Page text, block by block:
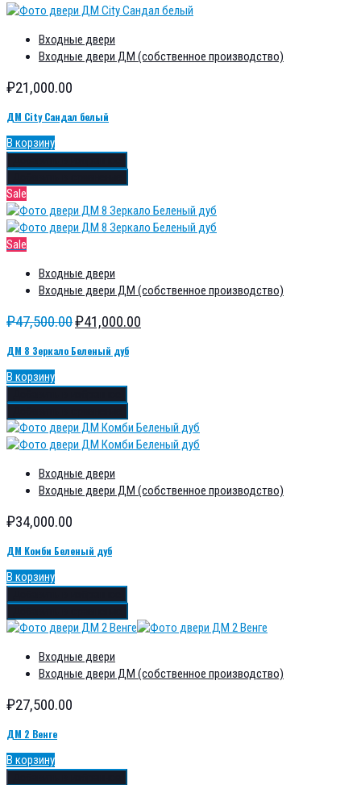
Входные двери
Входные двери ДМ (собственное производство)
₽21,000.00
ДМ City Сандал белый
В корзину
Sale
Sale
Входные двери
Входные двери ДМ (собственное производство)
₽47,500.00₽41,000.00
ДМ 8 Зеркало Беленый дуб
В корзину
Входные двери
Входные двери ДМ (собственное производство)
₽34,000.00
ДМ Комби Беленый дуб
В корзину
Входные двери
Входные двери ДМ (собственное производство)
₽27,500.00
ДМ 2 Венге
В корзину